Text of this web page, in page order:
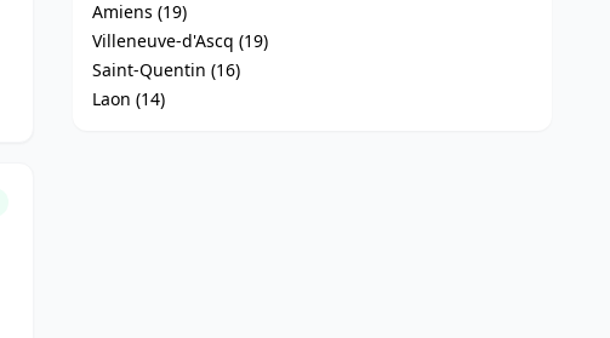
Amiens (19)
Villeneuve-d'Ascq (19)
Saint-Quentin (16)
Laon (14)